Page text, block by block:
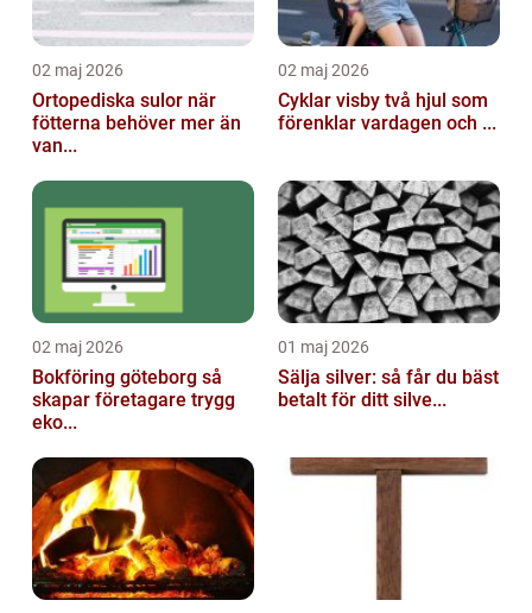
02 maj 2026
Ortopediska sulor när
fötterna behöver mer än
van...
02 maj 2026
Cyklar visby två hjul som
förenklar vardagen och ...
02 maj 2026
Bokföring göteborg så
skapar företagare trygg
eko...
01 maj 2026
Sälja silver: så får du bäst
betalt för ditt silve...